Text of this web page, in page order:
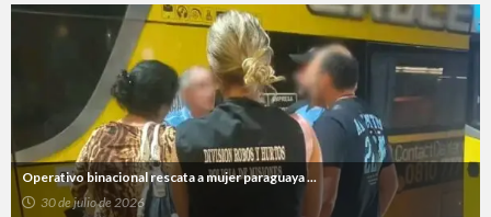
Operativo binacional rescata a mujer paraguaya ...
30 de julio de 2026